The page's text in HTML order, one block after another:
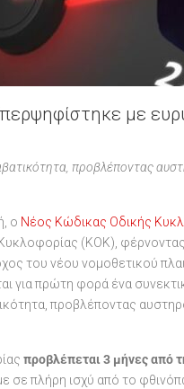
με
προβλέποντας
ο Νέος Κώδικας Οδικής
(ΚΟΚ), φέρνοντας
του νέου νομοθετικού
για πρώτη φορά ένα
προβλέποντας
προβλέπεται 3 μήνες από
σε πλήρη ισχύ από το